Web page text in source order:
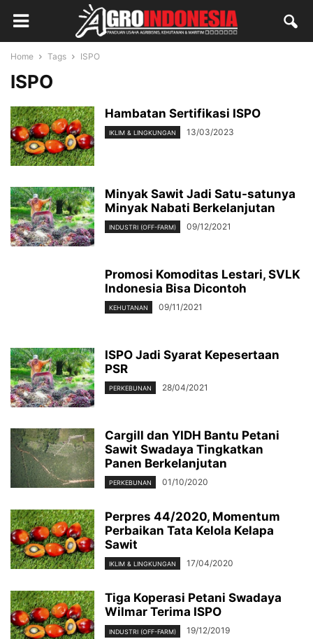
Home Tags ISPO
ISPO
Hambatan Sertifikasi ISPO
IKLIM & LINGKUNGAN 13/03/2023
Minyak Sawit Jadi Satu-satunya
Minyak Nabati Berkelanjutan
INDUSTRI (OFF-FARM) 09/12/2021
Promosi Komoditas Lestari, SVLK
Indonesia Bisa Dicontoh
KEHUTANAN 09/11/2021
ISPO Jadi Syarat Kepesertaan
PSR
PERKEBUNAN 28/04/2021
Cargill dan YIDH Bantu Petani
Sawit Swadaya Tingkatkan
Panen Berkelanjutan
PERKEBUNAN 01/10/2020
Perpres 44/2020, Momentum
Perbaikan Tata Kelola Kelapa
Sawit
IKLIM & LINGKUNGAN 17/04/2020
Tiga Koperasi Petani Swadaya
Wilmar Terima ISPO
INDUSTRI (OFF-FARM) 19/12/2019